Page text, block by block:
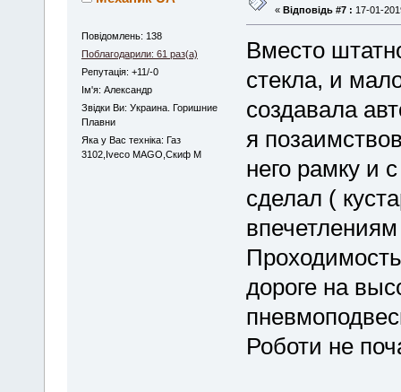
Повідомлень: 138
Поблагодарили: 61 раз(а)
Репутація: +11/-0
Iм'я: Александр
Звідки Ви: Украина. Горишние
Плавни
Яка у Вас техніка: Газ
3102,Iveco MAGO,Скиф М
« Відповідь #7 : 17-01-
Вместо
стекла, и
создавала
я
него рамку и
сделал (
дороге на
Роботи не